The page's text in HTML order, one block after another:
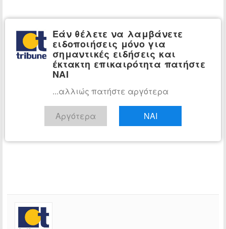
Εάν θέλετε να λαμβάνετε
ειδοποιήσεις μόνο για
σημαντικές ειδήσεις και
έκτακτη επικαιρότητα πατήστε
ΝΑΙ
...αλλιώς πατήστε αργότερα
Αργότερα ΝΑΙ